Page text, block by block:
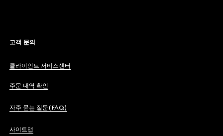
고객 문의
클라이언트 서비스센터
주문 내역 확인
자주 묻는 질문(FAQ)
사이트맵